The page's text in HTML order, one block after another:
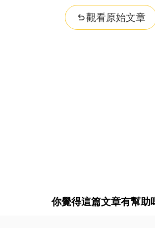
觀看原始文章
你覺得這篇文章有幫助